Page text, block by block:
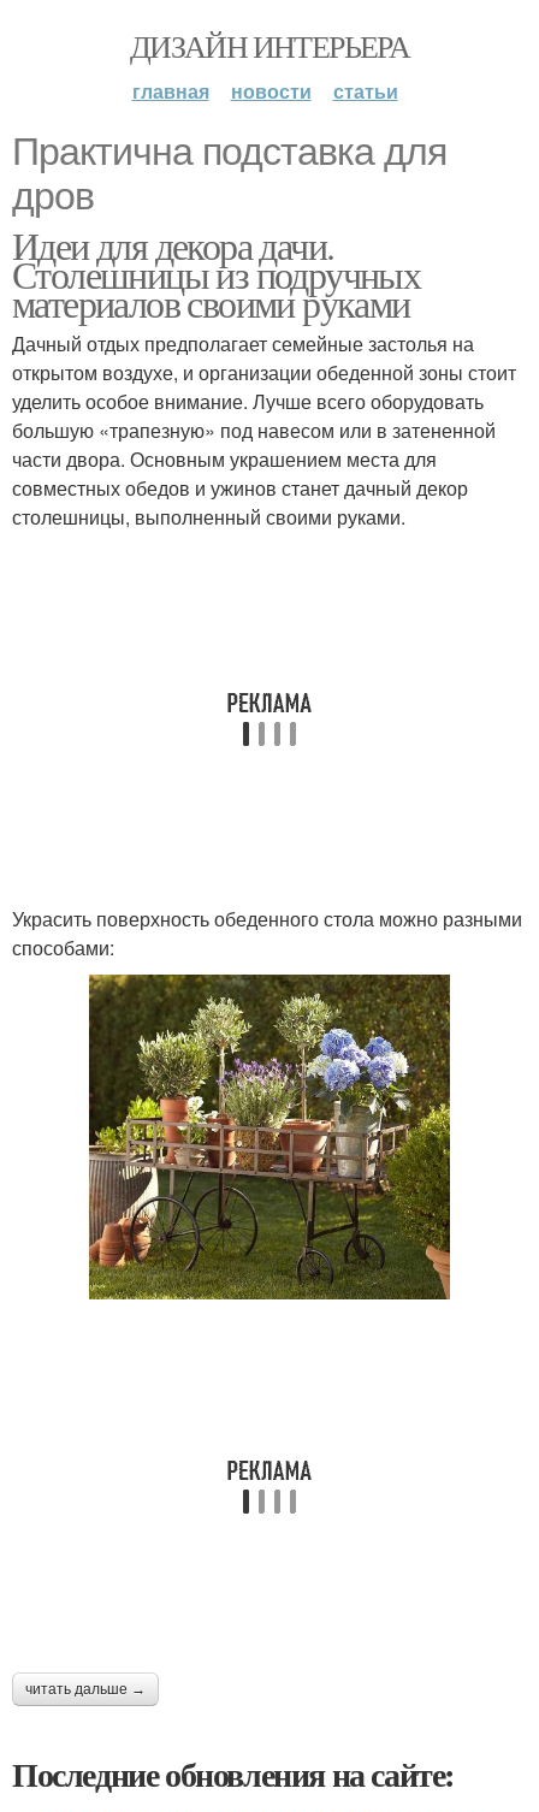
ДИЗАЙН ИНТЕРЬЕРА
главная новости статьи
Практична подставка для
дров
Идеи для декора дачи.
Столешницы из подручных
материалов своими руками
Дачный отдых предполагает семейные застолья на
открытом воздухе, и организации обеденной зоны стоит
уделить особое внимание. Лучше всего оборудовать
большую «трапезную» под навесом или в затененной
части двора. Основным украшением места для
совместных обедов и ужинов станет дачный декор
столешницы, выполненный своими руками.
Украсить поверхность обеденного стола можно разными
способами:
читать дальше →
Последние обновления на сайте: